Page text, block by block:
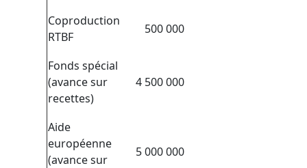
Coproduction
RTBF
500 000
Fonds spécial
(avance sur
recettes)
4 500 000
Aide
européenne
(avance sur
5 000 000